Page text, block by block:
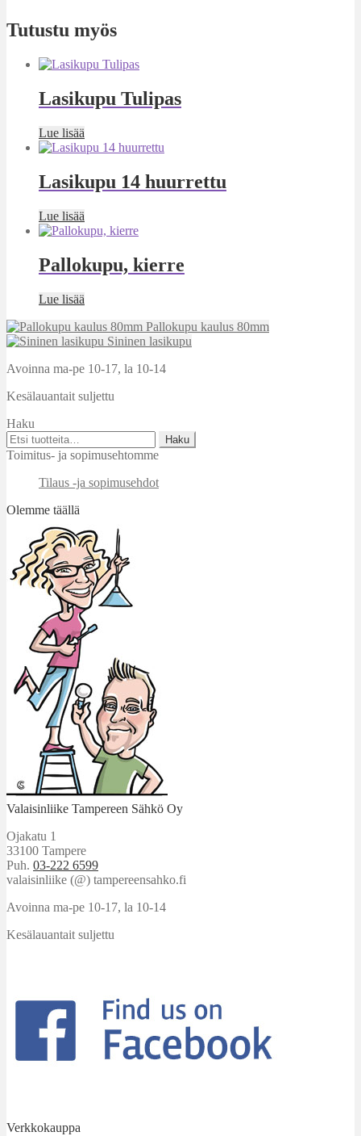
Tutustu myös
Lasikupu Tulipas
Lue lisää
Lasikupu 14 huurrettu
Lue lisää
Pallokupu, kierre
Lue lisää
Pallokupu kaulus 80mm
Sininen lasikupu
Avoinna ma-pe 10-17, la 10-14
Kesälauantait suljettu
Haku
Etsi:
Haku
Toimitus- ja sopimusehtomme
Tilaus -ja sopimusehdot
Olemme täällä
Valaisinliike Tampereen Sähkö Oy
Ojakatu 1
33100 Tampere
Puh. 03-222 6599
valaisinliike (@) tampereensahko.fi
Avoinna ma-pe 10-17, la 10-14
Kesälauantait suljettu
Verkkokauppa